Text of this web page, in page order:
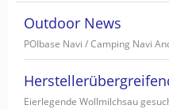
Outdoor News
POIbase Navi / Camping Navi
Eierlegende Wollmilchsau